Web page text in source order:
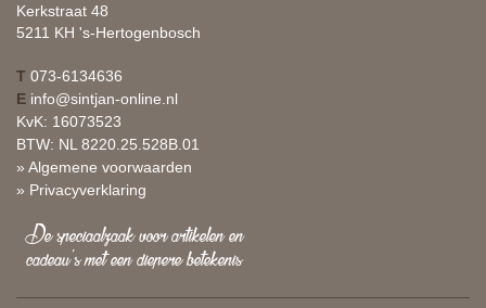
Kerkstraat 48
5211 KH 's-Hertogenbosch
T 073-6134636
E info@sintjan-online.nl
KvK: 16073523
BTW: NL 8220.25.528B.01
» Algemene voorwaarden
» Privacyverklaring
De speciaalzaak voor artikelen en
cadeau's met een diepere betekenis